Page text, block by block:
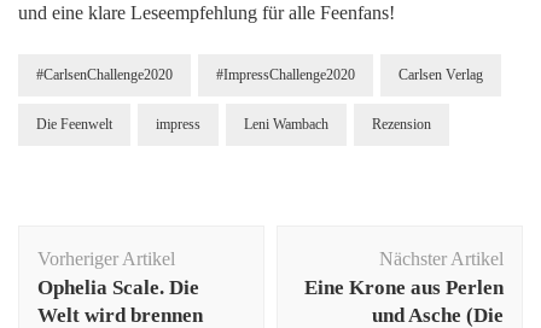
und eine klare Leseempfehlung für alle Feenfans!
#CarlsenChallenge2020 #ImpressChallenge2020 Carlsen Verlag
Die Feenwelt impress Leni Wambach Rezension
Vorheriger Artikel
Ophelia Scale. Die
Welt wird brennen
Nächster Artikel
Eine Krone aus Perlen
und Asche (Die